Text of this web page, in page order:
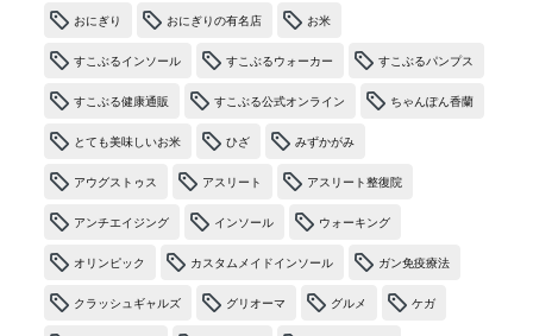
おにぎり おにぎりの有名店 お米
すこぶるインソール すこぶるウォーカー すこぶるパンプス
すこぶる健康通販 すこぶる公式オンライン ちゃんぽん香蘭
とても美味しいお米 ひざ みずかがみ
アウグストゥス アスリート アスリート整復院
アンチエイジング インソール ウォーキング
オリンピック カスタムメイドインソール ガン免疫療法
クラッシュギャルズ グリオーマ グルメ ケガ